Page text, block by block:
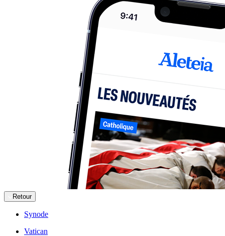
Retour
Synode
Vatican